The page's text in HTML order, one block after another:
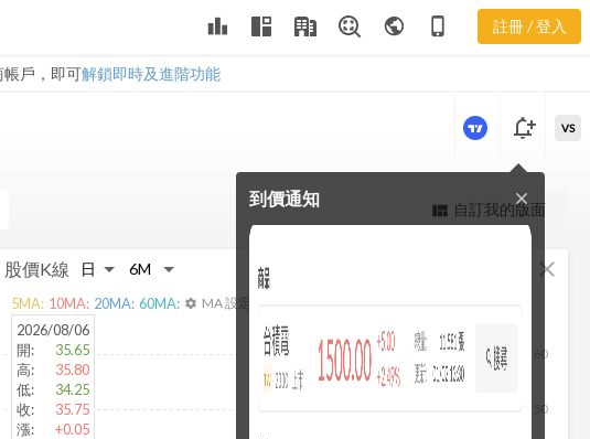
leaderboard public phone_iphone 註冊 / 登入
戶，即可解鎖即時及進階功能
用
更強大的進階價量圖表
notification_add
到價通知 close
VS
view_quilt 自訂我的版面
股價K線 close
50
60
2026/08/06
開:
35.65
高:
35.80
低:
34.25
收:
35.75
漲:
+0.05
5MA: 10MA: 20MA: 60MA: settings MA 設定